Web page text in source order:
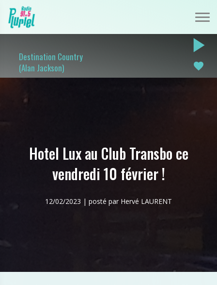
Destination Country
(Alan Jackson)
play_arrow
favorite
Hotel Lux au Club Transbo ce
vendredi 10 février !
12/02/2023 | posté par Hervé LAURENT